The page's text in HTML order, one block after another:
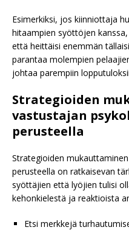
Esimerkiksi, jos kiinniottaja
hitaampien syöttöjen
että heittäisi enemmän
parantaa molempien
johtaa parempiin
Strategioiden
vastustajan
perusteella
Strategioiden
perusteella on ratkaisevan
syöttäjien että lyöjien tulisi
kehonkielestä ja reaktioista
Etsi merkkejä